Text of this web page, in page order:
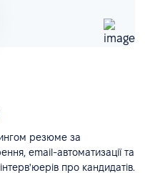
резюме за
email-автоматизації та
про кандидатів.